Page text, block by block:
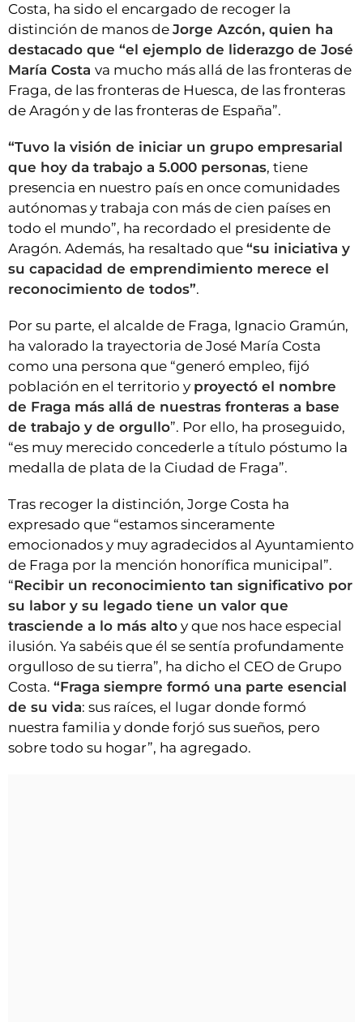
Costa, ha sido el encargado de recoger la
distinción de manos de Jorge Azcón, quien ha
destacado que “el ejemplo de liderazgo de José
María Costa va mucho más allá de las fronteras de
Fraga, de las fronteras de Huesca, de las fronteras
de Aragón y de las fronteras de España”.
“Tuvo la visión de iniciar un grupo empresarial
que hoy da trabajo a 5.000 personas, tiene
presencia en nuestro país en once comunidades
autónomas y trabaja con más de cien países en
todo el mundo”, ha recordado el presidente de
Aragón. Además, ha resaltado que “su iniciativa y
su capacidad de emprendimiento merece el
reconocimiento de todos”.
Por su parte, el alcalde de Fraga, Ignacio Gramún,
ha valorado la trayectoria de José María Costa
como una persona que “generó empleo, fijó
población en el territorio y proyectó el nombre
de Fraga más allá de nuestras fronteras a base
de trabajo y de orgullo”. Por ello, ha proseguido,
“es muy merecido concederle a título póstumo la
medalla de plata de la Ciudad de Fraga”.
Tras recoger la distinción, Jorge Costa ha
expresado que “estamos sinceramente
emocionados y muy agradecidos al Ayuntamiento
de Fraga por la mención honorífica municipal”.
“Recibir un reconocimiento tan significativo por
su labor y su legado tiene un valor que
trasciende a lo más alto y que nos hace especial
ilusión. Ya sabéis que él se sentía profundamente
orgulloso de su tierra”, ha dicho el CEO de Grupo
Costa. “Fraga siempre formó una parte esencial
de su vida: sus raíces, el lugar donde formó
nuestra familia y donde forjó sus sueños, pero
sobre todo su hogar”, ha agregado.